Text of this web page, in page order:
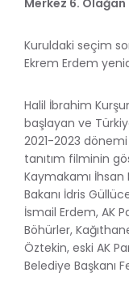
Kuruldaki seçim
Ekrem Erdem
Halil İbrahim
başlayan ve
2021-2023
tanıtım filminin
Kaymakamı İhsan
Bakanı İdris
İsmail Erdem, AK
Böhürler,
Öztekin, eski AK
Belediye Başkanı